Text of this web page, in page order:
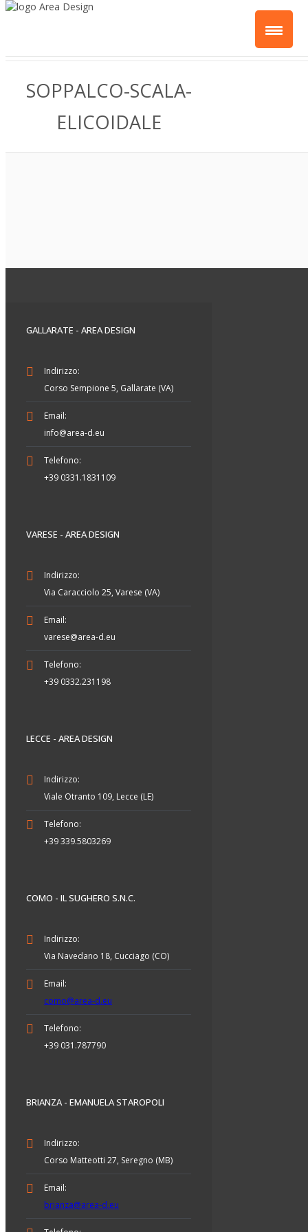
SOPPALCO-SCALA-
ELICOIDALE
GALLARATE - AREA DESIGN
Indirizzo:
Corso Sempione 5, Gallarate (VA)
Email:
info@area-d.eu
Telefono:
+39 0331.1831109
VARESE - AREA DESIGN
Indirizzo:
Via Caracciolo 25, Varese (VA)
Email:
varese@area-d.eu
Telefono:
+39 0332.231198
LECCE - AREA DESIGN
Indirizzo:
Viale Otranto 109, Lecce (LE)
Telefono:
+39 339.5803269
COMO - IL SUGHERO S.N.C.
Indirizzo:
Via Navedano 18, Cucciago (CO)
Email:
como@area-d.eu
Telefono:
+39 031.787790
BRIANZA - EMANUELA STAROPOLI
Indirizzo:
Corso Matteotti 27, Seregno (MB)
Email:
brianza@area-d.eu